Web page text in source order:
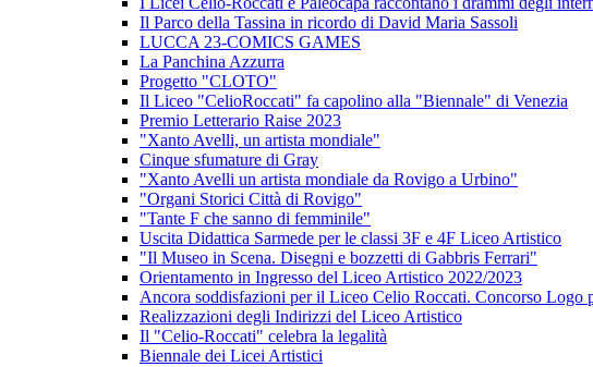
Il Parco della Tassina in ricordo di David Maria Sassoli
LUCCA 23-COMICS GAMES
La Panchina Azzurra
Progetto "CLOTO"
Il Liceo "CelioRoccati" fa capolino alla "Biennale" di Venezia
Premio Letterario Raise 2023
"Xanto Avelli, un artista mondiale"
Cinque sfumature di Gray
"Xanto Avelli un artista mondiale da Rovigo a Urbino"
"Organi Storici Città di Rovigo"
"Tante F che sanno di femminile"
Uscita Didattica Sarmede per le classi 3F e 4F Liceo Artistico
"Il Museo in Scena. Disegni e bozzetti di Gabbris Ferrari"
Orientamento in Ingresso del Liceo Artistico 2022/2023
Ancora soddisfazioni per il Liceo Celio Roccati. Concorso Logo
Realizzazioni degli Indirizzi del Liceo Artistico
Il "Celio-Roccati" celebra la legalità
Biennale dei Licei Artistici